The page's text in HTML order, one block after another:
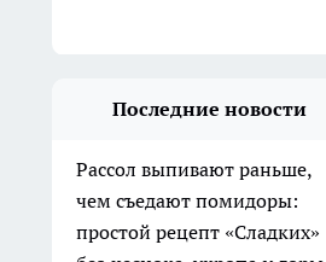
Последние новости
Рассол выпивают раньше,
чем съедают помидоры:
простой рецепт «Сладких»